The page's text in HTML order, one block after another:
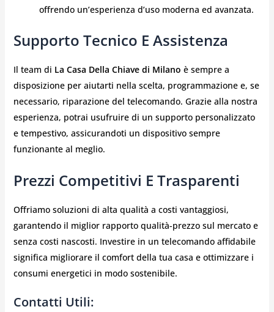
offrendo un’esperienza d’uso moderna ed avanzata.
Supporto Tecnico E Assistenza
Il team di La Casa Della Chiave di Milano è sempre a
disposizione per aiutarti nella scelta, programmazione e, se
necessario, riparazione del telecomando. Grazie alla nostra
esperienza, potrai usufruire di un supporto personalizzato
e tempestivo, assicurandoti un dispositivo sempre
funzionante al meglio.
Prezzi Competitivi E Trasparenti
Offriamo soluzioni di alta qualità a costi vantaggiosi,
garantendo il miglior rapporto qualità-prezzo sul mercato e
senza costi nascosti. Investire in un telecomando affidabile
significa migliorare il comfort della tua casa e ottimizzare i
consumi energetici in modo sostenibile.
Contatti Utili: